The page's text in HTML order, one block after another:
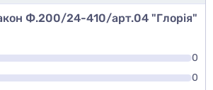
Ф.200/24-410/арт.04 "Глорія"
0
0